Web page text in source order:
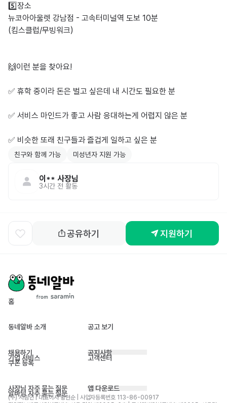
5️⃣장소
뉴코아아울렛 강남점 - 고속터미널역 도보 10분
(킴스클럽/무빙워크)
🙌이런 분을 찾아요!
✅ 휴학 중이라 돈은 벌고 싶은데 내 시간도 필요한 분
✅ 서비스 마인드가 좋고 사람 응대하는게 어렵지 않은 분
✅ 비슷한 또래 친구들과 즐겁게 일하고 싶은 분
친구와 함께 가능 미성년자 지원 가능
이** 사장님
3시간 전 활동
공유하기 지원하기
홈
동네알바 소개 공고 보기
채용하기
기업 서비스
쿠폰 등록
공지사항
고객센터
사장님 자주 묻는 질문
알바님 자주 묻는 질문
앱 다운로드
(주) 사람인 | 대표이사 황현순 | 사업자등록번호 113-86-00917